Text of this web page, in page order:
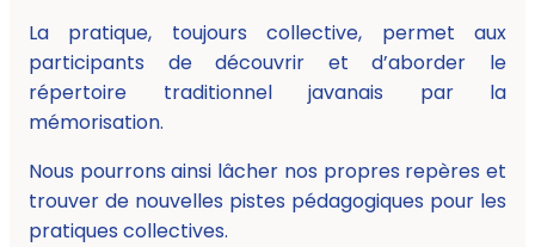
La pratique, toujours collective, permet aux
participants de découvrir et d’aborder le
répertoire traditionnel javanais par la
mémorisation.
Nous pourrons ainsi lâcher nos propres repères et
trouver de nouvelles pistes pédagogiques pour les
pratiques collectives.